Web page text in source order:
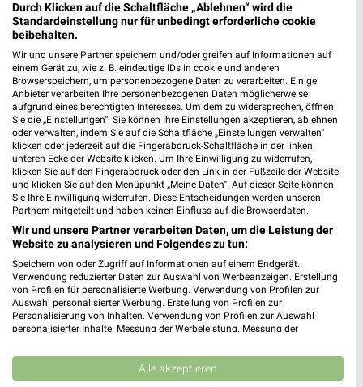
EURONICS XXL Villingen-Schwenningen
78048 Villingen-Schwenningen
Heute 10:00 - 19:00 Uhr | Geöffnet
606,38 km
HEM expert Mössingen
Maybachstraße 3
72116 Mössingen
Heute 09:30 - 19:00 Uhr | Geöffnet
551,58 km
EP:Hettich Informationstechnik Alpirsbach
Spitalgasse 3
72275 Alpirsbach
583,53 km • Angebote: 2 Prospekte
Durch Klicken auf die Schaltfläche „Ablehnen“ wird die
Standardeinstellung nur für unbedingt erforderliche cookie
beibehalten.
Wir und unsere Partner speichern und/oder greifen auf Informationen auf
einem Gerät zu, wie z. B. eindeutige IDs in cookie und anderen
Browserspeichern, um personenbezogene Daten zu verarbeiten. Einige
Anbieter verarbeiten Ihre personenbezogenen Daten möglicherweise
aufgrund eines berechtigten Interesses. Um dem zu widersprechen, öffnen
Sie die „Einstellungen“. Sie können Ihre Einstellungen akzeptieren, ablehnen
oder verwalten, indem Sie auf die Schaltfläche „Einstellungen verwalten“
klicken oder jederzeit auf die Fingerabdruck-Schaltfläche in der linken
unteren Ecke der Website klicken. Um Ihre Einwilligung zu widerrufen,
klicken Sie auf den Fingerabdruck oder den Link in der Fußzeile der Website
und klicken Sie auf den Menüpunkt „Meine Daten“. Auf dieser Seite können
Sie Ihre Einwilligung widerrufen. Diese Entscheidungen werden unseren
Partnern mitgeteilt und haben keinen Einfluss auf die Browserdaten.
Wir und unsere Partner verarbeiten Daten, um die Leistung der
Website zu analysieren und Folgendes zu tun:
Speichern von oder Zugriff auf Informationen auf einem Endgerät.
Verwendung reduzierter Daten zur Auswahl von Werbeanzeigen. Erstellung
von Profilen für personalisierte Werbung. Verwendung von Profilen zur
Auswahl personalisierter Werbung. Erstellung von Profilen zur
Personalisierung von Inhalten. Verwendung von Profilen zur Auswahl
personalisierter Inhalte. Messung der Werbeleistung. Messung der
Kombinationen von Daten aus verschiedenen Quellen. Entwicklung und
Verbesserung der Angebote. Verwendung reduzierter Daten zur Auswahl
von Inhalten.
Alle akzeptieren